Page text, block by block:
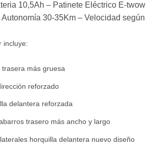
10,5Ah – Patinete Eléctrico E-twow
30-35Km – Velocidad según
incluye:
trasera más gruesa
reforzado
delantera reforzada
trasero más ancho y largo
horquilla delantera nuevo diseño